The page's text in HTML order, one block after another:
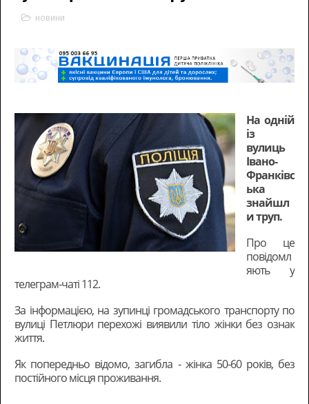
новини
На одній
із
вулиць
Івано-
Франківс
ька
знайшл
и труп.
Про це
повідомл
яють у
телеграм-чаті 112.
За інформацією, на зупинці громадського транспорту по
вулиці Петлюри перехожі виявили тіло жінки без ознак
життя.
Як попередньо відомо, загибла - жінка 50-60 років, без
постійного місця проживання.